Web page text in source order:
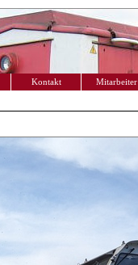
Kontakt Mitarbeiter